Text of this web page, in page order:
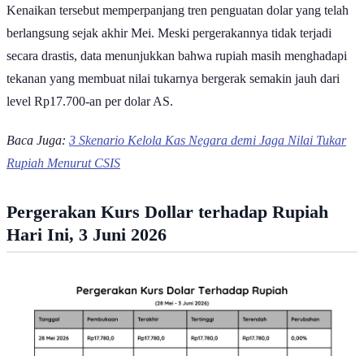
Kenaikan tersebut memperpanjang tren penguatan dolar yang telah
berlangsung sejak akhir Mei. Meski pergerakannya tidak terjadi
secara drastis, data menunjukkan bahwa rupiah masih menghadapi
tekanan yang membuat nilai tukarnya bergerak semakin jauh dari
level Rp17.700-an per dolar AS.
Baca Juga: 3 Skenario Kelola Kas Negara demi Jaga Nilai Tukar
Rupiah Menurut CSIS
Pergerakan Kurs Dollar terhadap Rupiah
Hari Ini, 3 Juni 2026